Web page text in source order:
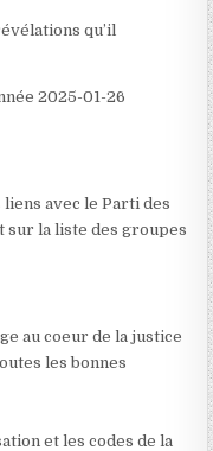
qu’il
2025-01-26
avec le Parti des
la liste des groupes
au coeur de la justice
les bonnes
et les codes de la